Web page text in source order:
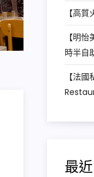
【高
【明
時半自
【法
最